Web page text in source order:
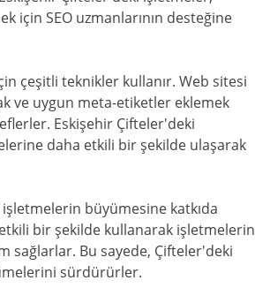
için SEO uzmanlarının desteğine
çeşitli teknikler kullanır. Web sitesi
ve uygun meta-etiketler eklemek
Eskişehir Çifteler'deki
daha etkili bir şekilde ulaşarak
büyümesine katkıda
bir şekilde kullanarak işletmelerin
sağlarlar. Bu sayede, Çifteler'deki
sürdürürler.